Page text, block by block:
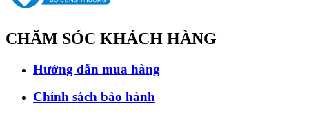
CHĂM SÓC KHÁCH HÀNG
Hướng dẫn mua hàng
Chính sách bảo hành